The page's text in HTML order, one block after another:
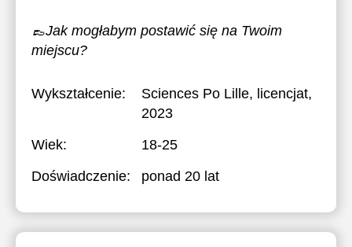
👞Jak mogłabym postawić się na Twoim
miejscu?
Wykształcenie: Sciences Po Lille, licencjat,
2023
Wiek:
18-25
Doświadczenie:
ponad 20 lat